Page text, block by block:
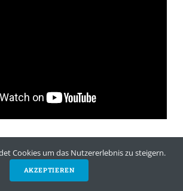
SPENDEN
Cookies um das Nutzererlebnis zu steigern.
AKZEPTIEREN